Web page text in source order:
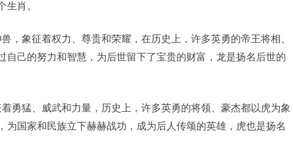
生肖。
，象征着权力、尊贵和荣耀，在历史上，许多英勇的帝王将相、
自己的努力和智慧，为后世留下了宝贵的财富，龙是扬名后世的
勇猛、威武和力量，历史上，许多英勇的将领、豪杰都以虎为象
为国家和民族立下赫赫战功，成为后人传颂的英雄，虎也是扬名